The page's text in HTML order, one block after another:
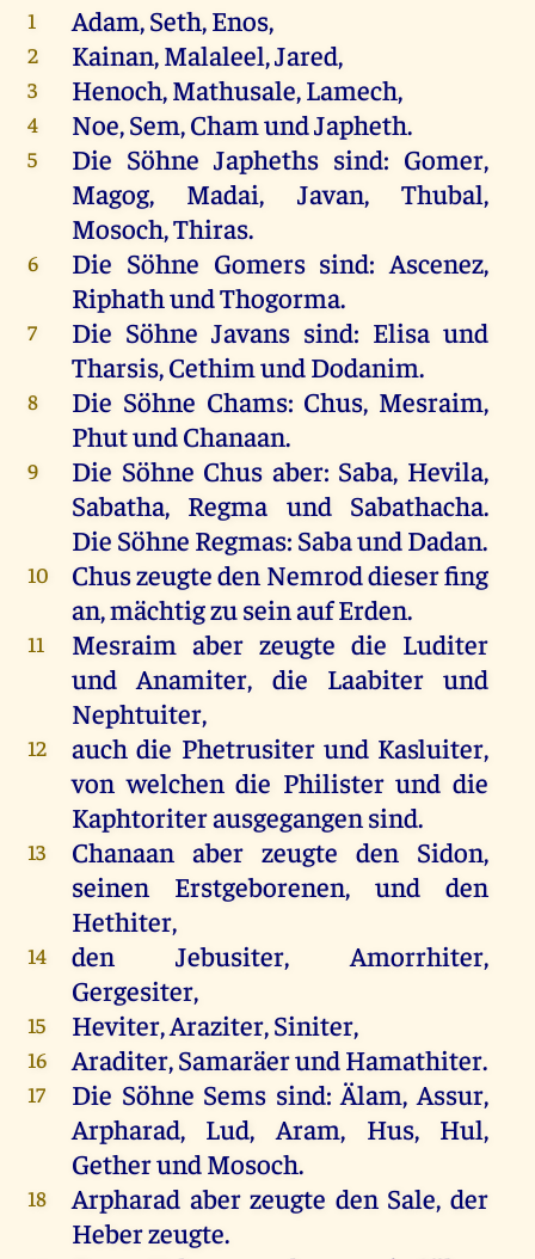
1 Adam, Seth, Enos,
2 Kainan, Malaleel, Jared,
3 Henoch, Mathusale, Lamech,
4 Noe, Sem, Cham und Japheth.
5
Die Söhne Japheths sind: Gomer,
Magog, Madai, Javan, Thubal,
Mosoch, Thiras.
6
Die Söhne Gomers sind: Ascenez,
Riphath und Thogorma.
7
Die Söhne Javans sind: Elisa und
Tharsis, Cethim und Dodanim.
8
Die Söhne Chams: Chus, Mesraim,
Phut und Chanaan.
9
Die Söhne Chus aber: Saba, Hevila,
Sabatha, Regma und Sabathacha.
Die Söhne Regmas: Saba und Dadan.
10
Chus zeugte den Nemrod dieser fing
an, mächtig zu sein auf Erden.
11
Mesraim aber zeugte die Luditer
und Anamiter, die Laabiter und
Nephtuiter,
12
auch die Phetrusiter und Kasluiter,
von welchen die Philister und die
Kaphtoriter ausgegangen sind.
13
Chanaan aber zeugte den Sidon,
seinen Erstgeborenen, und den
Hethiter,
14
den Jebusiter, Amorrhiter,
Gergesiter,
15 Heviter, Araziter, Siniter,
16 Araditer, Samaräer und Hamathiter.
17
Die Söhne Sems sind: Älam, Assur,
Arpharad, Lud, Aram, Hus, Hul,
Gether und Mosoch.
18
Arpharad aber zeugte den Sale, der
Heber zeugte.